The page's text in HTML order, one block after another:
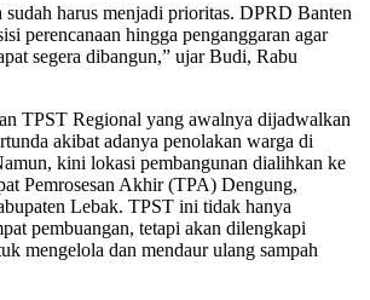
sudah harus menjadi prioritas. DPRD Banten
perencanaan hingga penganggaran agar
segera dibangun,” ujar Budi, Rabu
TPST Regional yang awalnya dijadwalkan
akibat adanya penolakan warga di
kini lokasi pembangunan dialihkan ke
Pemrosesan Akhir (TPA) Dengung,
Lebak. TPST ini tidak hanya
pembuangan, tetapi akan dilengkapi
mengelola dan mendaur ulang sampah